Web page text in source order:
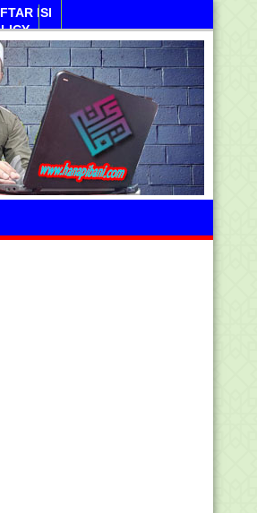
ISI
Jumahat, 07 Agustus 2026